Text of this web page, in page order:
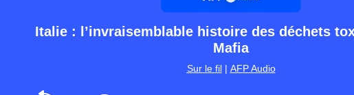
Italie : l’invraisemblable histoire des déchets
Mafia
Sur le fil | AFP Audio